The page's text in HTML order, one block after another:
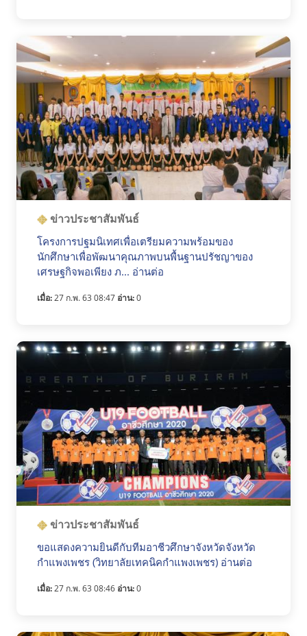
ข่าวประชาสัมพันธ์
โครงการปฐมนิเทศเพื่อเตรียมความพร้อมของ
นักศึกษาเพื่อพัฒนาคุณภาพบนพื้นฐานปรัชญาของ
เศรษฐกิจพอเพียง ภ... อ่านต่อ
เมื่อ:27 ก.พ. 63 08:47 อ่าน:0
ข่าวประชาสัมพันธ์
ขอแสดงความยินดีกับทีมอาชีวศึกษาจังหวัดจังหวัด
กำแพงเพชร (วิทยาลัยเทคนิคกำแพงเพชร) อ่านต่อ
เมื่อ:27 ก.พ. 63 08:46 อ่าน:0